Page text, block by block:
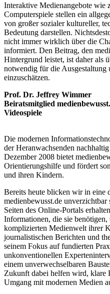
Interaktive Medienangebote wie
Computerspiele stellen ein
von großer sozialer kultureller,
Bedeutung darstellen.
nicht immer wirklich über die
informiert. Den Beitrag, den
Hintergrund leistet, ist daher als
notwendig für die Ausgestaltung
einzuschätzen.
Prof. Dr. Jeffrey Wimmer
Beiratsmitglied
Videospiele
Die modernen
der Heranwachsenden
Dezember 2008 bietet
Orientierungshilfe und fördert
und ihren Kindern.
Bereits heute blicken wir in eine
medienbewusst.de
Seiten des Online-Portals
Informationen, die sie
komplizierten Medienwelt ihrer
journalistischen Berichten und
seinem Fokus auf fundierten
unkonventionellen
einem unverwechselbaren
Zukunft dabei helfen wird, klare
Umgang mit modernen Medien